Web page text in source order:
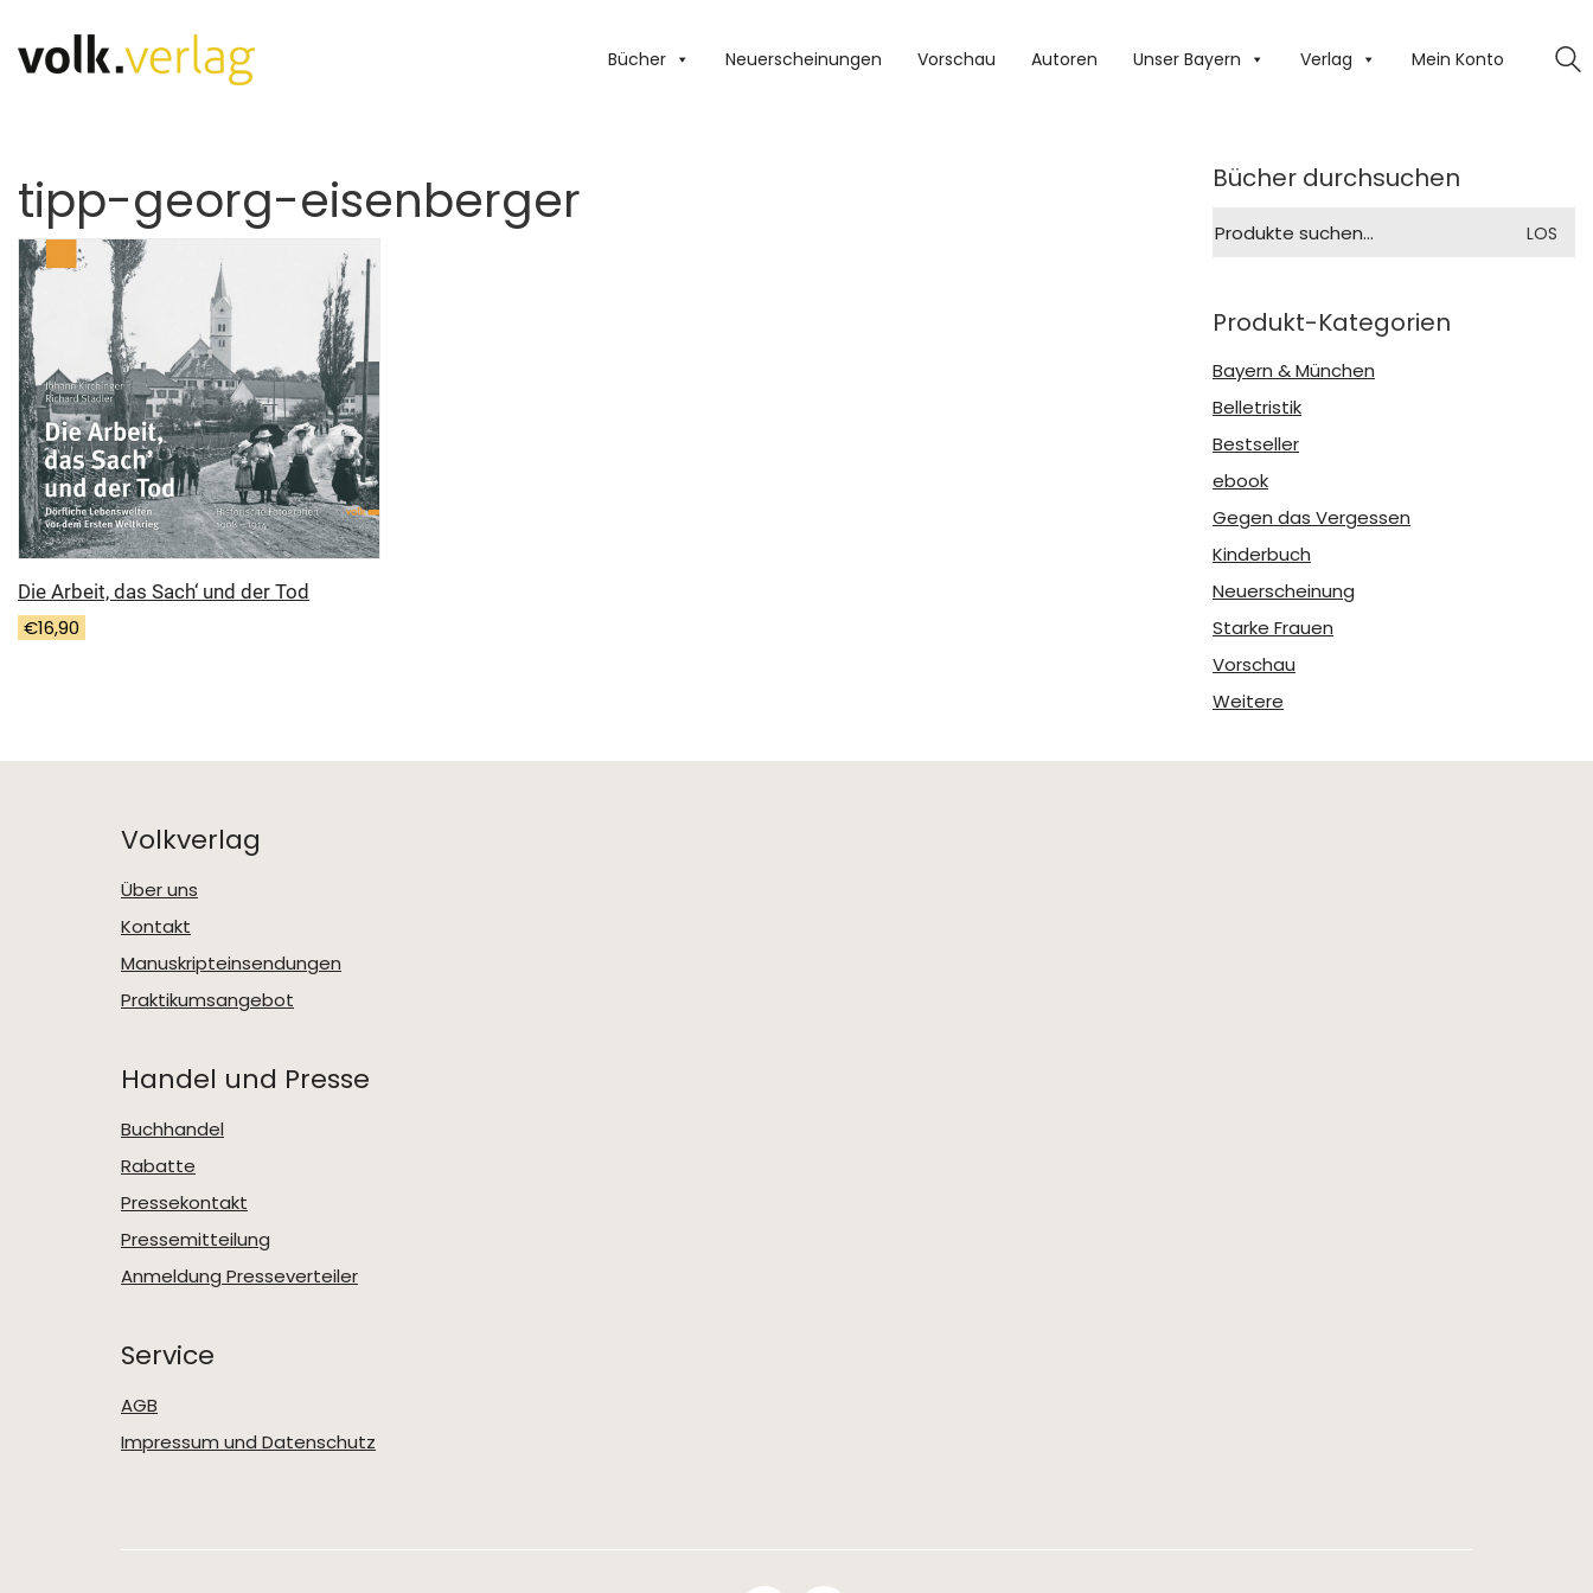
Bücher Neuerscheinungen Vorschau Autoren Unser Bayern Verlag Mein Konto
tipp-georg-eisenberger
Die Arbeit, das Sach‘ und der Tod
€16,90
Bücher durchsuchen
nach:
LOS
Produkt-Kategorien
Bayern & München
Belletristik
Bestseller
ebook
Gegen das Vergessen
Kinderbuch
Neuerscheinung
Starke Frauen
Vorschau
Weitere
Volkverlag
Über uns
Kontakt
Manuskripteinsendungen
Praktikumsangebot
Handel und Presse
Buchhandel
Rabatte
Pressekontakt
Pressemitteilung
Anmeldung Presseverteiler
Service
AGB
Impressum und Datenschutz